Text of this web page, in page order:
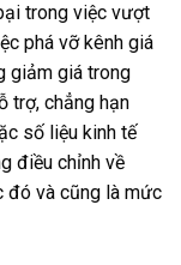
trong việc vượt
phá vỡ kênh giá
giảm giá trong
trợ, chẳng hạn
số liệu kinh tế
điều chỉnh về
đó và cũng là mức